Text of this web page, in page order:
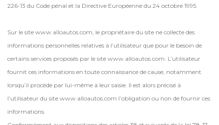
226-13 du Code pénal et la Directive Européenne du 24 octobre 1995.
Sur le site www.alloautos.com, le propriétaire du site ne collecte des
informations personnelles relatives à l’utilisateur que pour le besoin de
certains services proposés par le site www.alloautos.com. L’utilisateur
fournit ces informations en toute connaissance de cause, notamment
lorsqu’il procède par lui-même à leur saisie. Il est alors précisé à
l’utilisateur du site www.alloautos.com l’obligation ou non de fournir ces
informations.